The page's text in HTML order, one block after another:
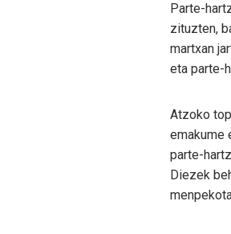
Parte-
zituzten,
martxan
eta parte-
Atzoko
emakume
parte-
Diezek